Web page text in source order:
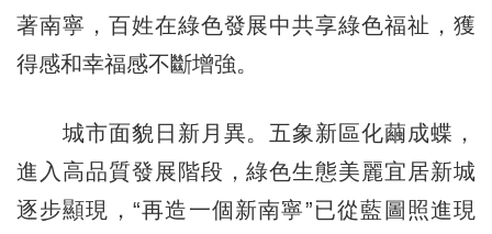
著南寧，百姓在綠色發展中共享綠色福祉，獲
得感和幸福感不斷增強。
城市面貌日新月異。五象新區化繭成蝶，
進入高品質發展階段，綠色生態美麗宜居新城
逐步顯現，“再造一個新南寧”已從藍圖照進現